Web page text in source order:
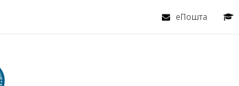
еПошта